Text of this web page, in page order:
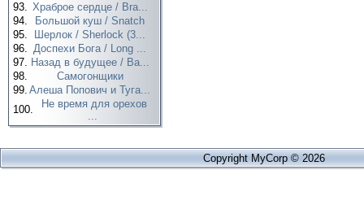
93. Храброе сердце / Bra...
94.
Большой куш / Snatch
95.
Шерлок / Sherlock (3...
96. Доспехи Бога / Long ...
97. Назад в будущее / Ba...
98.
Самогонщики
99. Алеша Попович и Туга...
100.
Не время для орехов
...
Copyright MyCorp © 2026